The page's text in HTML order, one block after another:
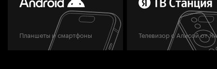
Планшеты и смартфоны Телевизор с Алисой от